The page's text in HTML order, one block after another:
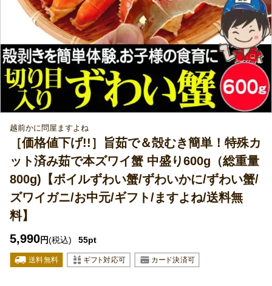
越前かに問屋ますよね
［価格値下げ!!］旨茹で＆殻むき簡単！特殊カ
ット済み茹で本ズワイ蟹 中盛り600g（総重量
800g)【ボイルずわい蟹/ずわいかに/ずわい蟹/
ズワイガニ/お中元/ギフト/ますよね/送料無
料】
5,990円(税込) 55pt